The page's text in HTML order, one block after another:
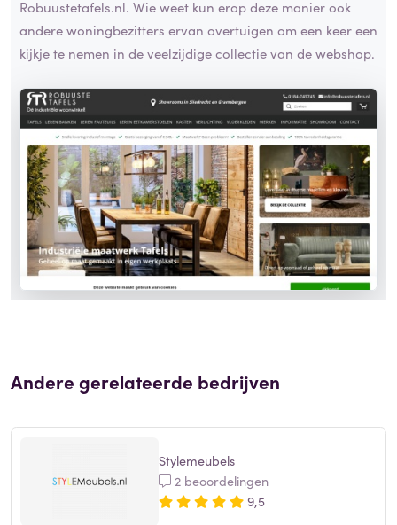
Robuustetafels.nl. Wie weet kun erop deze manier ook
andere woningbezitters ervan overtuigen om een keer een
kijkje te nemen in de veelzijdige collectie van de webshop.
Andere gerelateerde bedrijven
Stylemeubels
2 beoordelingen
9,5